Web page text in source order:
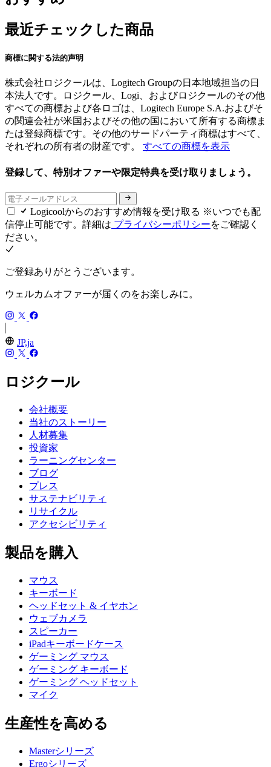
最近チェックした商品
商標に関する法的声明
株式会社ロジクールは、Logitech Groupの日本地域担当の日
本法人です。ロジクール、Logi、およびロジクールのその他
すべての商標および各ロゴは、Logitech Europe S.A.およびそ
の関連会社が米国およびその他の国において所有する商標ま
たは登録商標です。その他のサードパーティ商標はすべて、
それぞれの所有者の財産です。 すべての商標を表示
登録して、特別オファーや限定特典を受け取りましょう。
Logicoolからのおすすめ情報を受け取る ※いつでも配
信停止可能です。詳細は プライバシーポリシーをご確認く
ださい。
ご登録ありがとうございます。
ウェルカムオファーが届くのをお楽しみに。
JP,ja
ロジクール
会社概要
当社のストーリー
人材募集
投資家
ラーニングセンター
ブログ
プレス
サステナビリティ
リサイクル
アクセシビリティ
製品を購入
マウス
キーボード
ヘッドセット & イヤホン
ウェブカメラ
スピーカー
iPadキーボードケース
ゲーミング マウス
ゲーミング キーボード
ゲーミング ヘッドセット
マイク
生産性を高める
Masterシリーズ
Ergoシリーズ